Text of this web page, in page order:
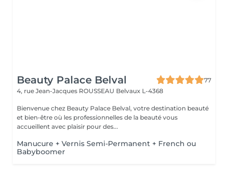
Beauty Palace Belval
77
4, rue Jean-Jacques ROUSSEAU Belvaux L-4368
Bienvenue chez Beauty Palace Belval, votre destination beauté
et bien-être où les professionnelles de la beauté vous
accueillent avec plaisir pour des...
Manucure + Vernis Semi-Permanent + French ou
Babyboomer